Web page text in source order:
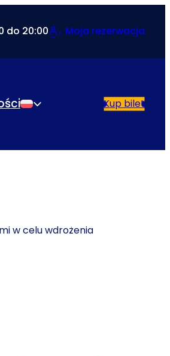
do 20:00 Moja rezerwacja
Polski Kup bilet
w celu wdrożenia